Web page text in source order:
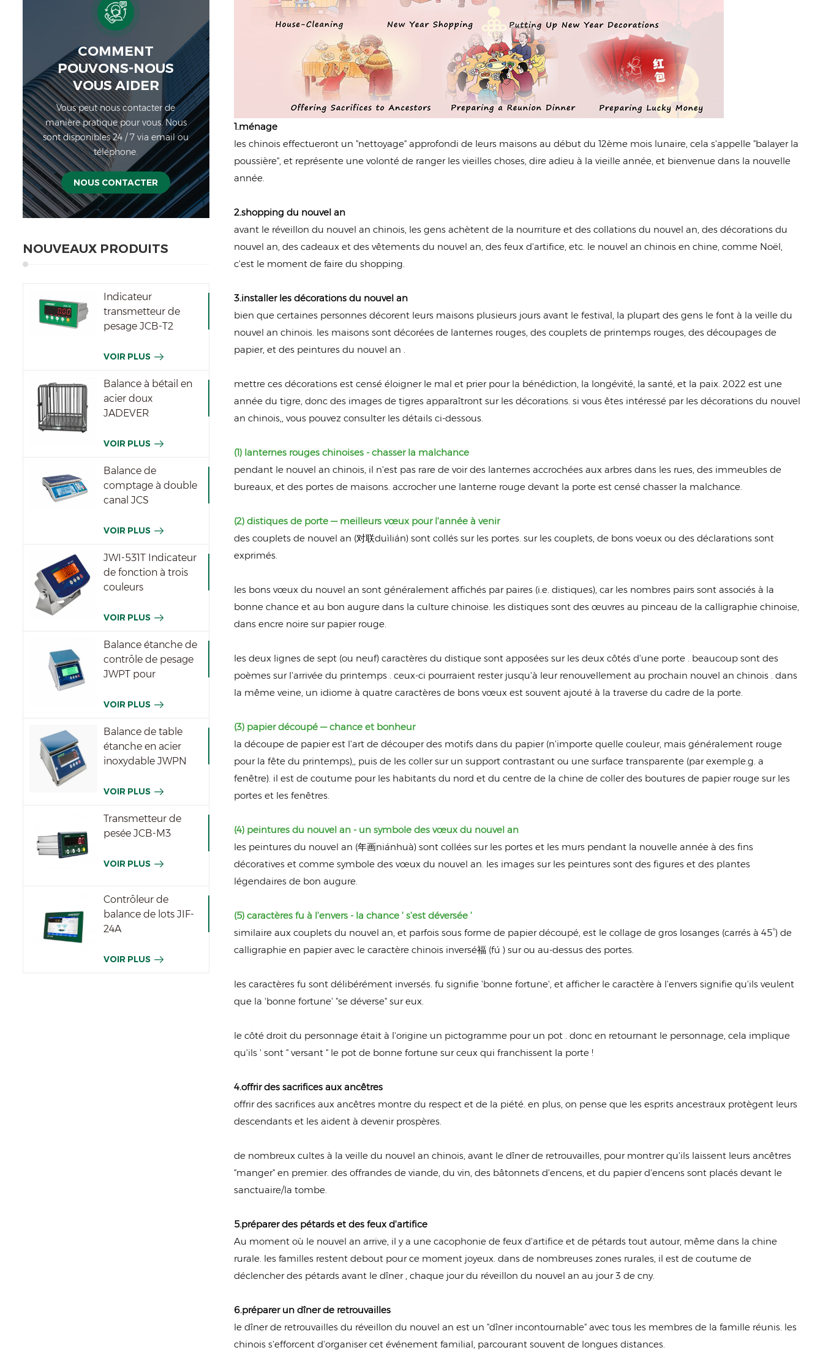
COMMENT
POUVONS-NOUS
VOUS AIDER
Vous peut nous contacter de
manière pratique pour vous. Nous
sont disponibles 24 / 7 via email ou
téléphone.
NOUS CONTACTER
NOUVEAUX PRODUITS
Indicateur
transmetteur de
pesage JCB-T2
VOIR PLUS
Balance à bétail en
acier doux
JADEVER
VOIR PLUS
Balance de
comptage à double
canal JCS
VOIR PLUS
JWI-531T Indicateur
de fonction à trois
couleurs
VOIR PLUS
Balance étanche de
contrôle de pesage
JWPT pour
VOIR PLUS
Balance de table
étanche en acier
inoxydable JWPN
VOIR PLUS
Transmetteur de
pesée JCB-M3
VOIR PLUS
Contrôleur de
balance de lots JIF-
24A
VOIR PLUS
1.ménage
les chinois effectueront un "nettoyage" approfondi de leurs maisons au début du 12ème mois lunaire, cela s'appelle "balayer la
poussière", et représente une volonté de ranger les vieilles choses, dire adieu à la vieille année, et bienvenue dans la nouvelle
année.
2.shopping du nouvel an
avant le réveillon du nouvel an chinois, les gens achètent de la nourriture et des collations du nouvel an, des décorations du
nouvel an, des cadeaux et des vêtements du nouvel an, des feux d'artifice, etc. le nouvel an chinois en chine, comme Noël,
c'est le moment de faire du shopping.
3.installer les décorations du nouvel an
bien que certaines personnes décorent leurs maisons plusieurs jours avant le festival, la plupart des gens le font à la veille du
nouvel an chinois. les maisons sont décorées de lanternes rouges, des couplets de printemps rouges, des découpages de
papier, et des peintures du nouvel an .
mettre ces décorations est censé éloigner le mal et prier pour la bénédiction, la longévité, la santé, et la paix. 2022 est une
année du tigre, donc des images de tigres apparaîtront sur les décorations. si vous êtes intéressé par les décorations du nouvel
an chinois,, vous pouvez consulter les détails ci-dessous.
(1) lanternes rouges chinoises - chasser la malchance
pendant le nouvel an chinois, il n'est pas rare de voir des lanternes accrochées aux arbres dans les rues, des immeubles de
bureaux, et des portes de maisons. accrocher une lanterne rouge devant la porte est censé chasser la malchance.
(2) distiques de porte — meilleurs vœux pour l'année à venir
des couplets de nouvel an (对联duìlián) sont collés sur les portes. sur les couplets, de bons voeux ou des déclarations sont
exprimés.
les bons vœux du nouvel an sont généralement affichés par paires (i.e. distiques), car les nombres pairs sont associés à la
bonne chance et au bon augure dans la culture chinoise. les distiques sont des œuvres au pinceau de la calligraphie chinoise,
dans encre noire sur papier rouge.
les deux lignes de sept (ou neuf) caractères du distique sont apposées sur les deux côtés d'une porte . beaucoup sont des
poèmes sur l'arrivée du printemps . ceux-ci pourraient rester jusqu'à leur renouvellement au prochain nouvel an chinois . dans
la même veine, un idiome à quatre caractères de bons vœux est souvent ajouté à la traverse du cadre de la porte.
(3) papier découpé — chance et bonheur
la découpe de papier est l'art de découper des motifs dans du papier (n'importe quelle couleur, mais généralement rouge
pour la fête du printemps),, puis de les coller sur un support contrastant ou une surface transparente (par exemple.g. a
fenêtre). il est de coutume pour les habitants du nord et du centre de la chine de coller des boutures de papier rouge sur les
portes et les fenêtres.
(4) peintures du nouvel an - un symbole des vœux du nouvel an
les peintures du nouvel an (年画niánhuà) sont collées sur les portes et les murs pendant la nouvelle année à des fins
décoratives et comme symbole des vœux du nouvel an. les images sur les peintures sont des figures et des plantes
légendaires de bon augure.
(5) caractères fu à l'envers - la chance ' s'est déversée '
similaire aux couplets du nouvel an, et parfois sous forme de papier découpé, est le collage de gros losanges (carrés à 45°) de
calligraphie en papier avec le caractère chinois inversé福 (fú ) sur ou au-dessus des portes.
les caractères fu sont délibérément inversés. fu signifie 'bonne fortune', et afficher le caractère à l'envers signifie qu'ils veulent
que la 'bonne fortune' "se déverse" sur eux.
le côté droit du personnage était à l'origine un pictogramme pour un pot . donc en retournant le personnage, cela implique
qu'ils ' sont " versant " le pot de bonne fortune sur ceux qui franchissent la porte !
4.offrir des sacrifices aux ancêtres
offrir des sacrifices aux ancêtres montre du respect et de la piété. en plus, on pense que les esprits ancestraux protègent leurs
descendants et les aident à devenir prospères.
de nombreux cultes à la veille du nouvel an chinois, avant le dîner de retrouvailles, pour montrer qu'ils laissent leurs ancêtres
"manger" en premier. des offrandes de viande, du vin, des bâtonnets d'encens, et du papier d'encens sont placés devant le
sanctuaire/la tombe.
5.préparer des pétards et des feux d'artifice
Au moment où le nouvel an arrive, il y a une cacophonie de feux d'artifice et de pétards tout autour, même dans la chine
rurale. les familles restent debout pour ce moment joyeux. dans de nombreuses zones rurales, il est de coutume de
déclencher des pétards avant le dîner , chaque jour du réveillon du nouvel an au jour 3 de cny.
6.préparer un dîner de retrouvailles
le dîner de retrouvailles du réveillon du nouvel an est un "dîner incontournable" avec tous les membres de la famille réunis. les
chinois s'efforcent d'organiser cet événement familial, parcourant souvent de longues distances.